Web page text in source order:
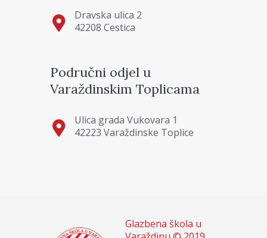
Dravska ulica 2
42208 Cestica
Područni odjel u
Varaždinskim Toplicama
Ulica grada Vukovara 1
42223 Varaždinske Toplice
Glazbena škola u